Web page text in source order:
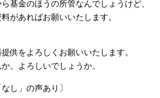
基金のほうの所管なんでしょうけど、
があればお願いいたします。
供をよろしくお願いいたします。
。よろしいでしょうか。
あり〕